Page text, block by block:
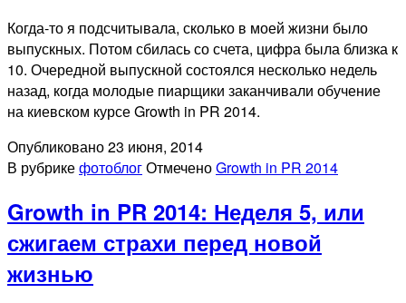
Когда-то я подсчитывала, сколько в моей жизни было
выпускных. Потом сбилась со счета, цифра была близка к
10. Очередной выпускной состоялся несколько недель
назад, когда молодые пиарщики заканчивали обучение
на киевском курсе Growth in PR 2014.
Опубликовано23 июня, 2014
В рубрикефотоблогОтмеченоGrowth in PR 2014
Growth in PR 2014: Неделя 5, или
сжигаем страхи перед новой
жизнью